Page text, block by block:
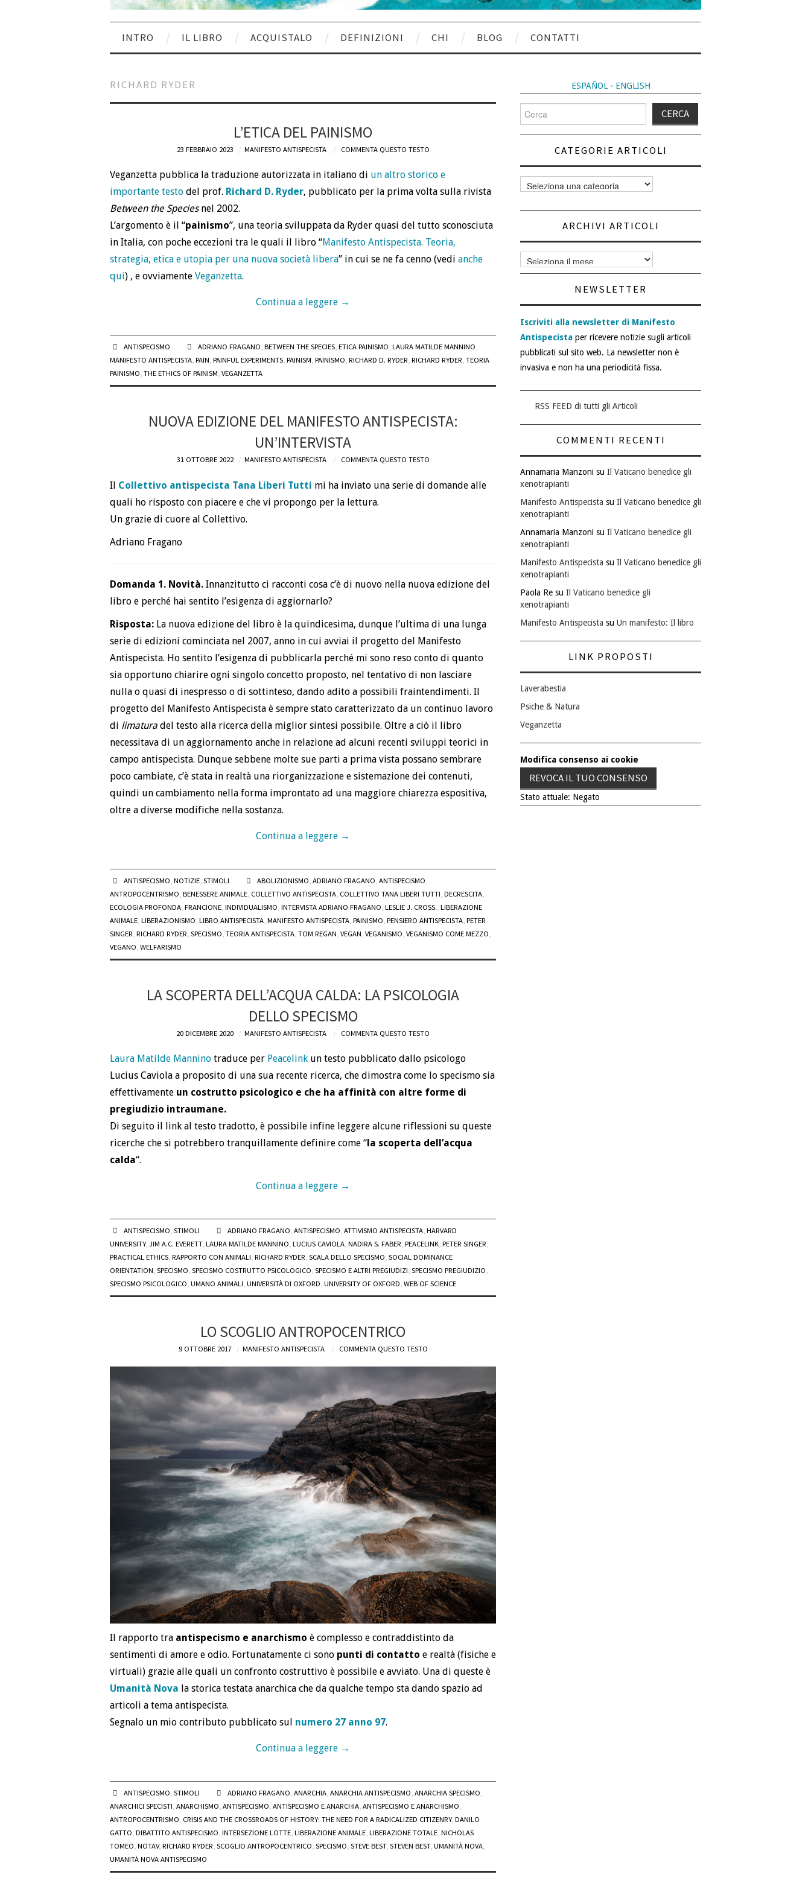
INTRO IL LIBRO ACQUISTALO DEFINIZIONI CHI BLOG CONTATTI
RICHARD RYDER
L’ETICA DEL PAINISMO
23 FEBBRAIO 2023 MANIFESTO ANTISPECISTA COMMENTA QUESTO TESTO
Veganzetta pubblica la traduzione autorizzata in italiano di un altro storico e
importante testo del prof. Richard D. Ryder, pubblicato per la prima volta sulla rivista
Between the Speciesnel 2002.
L’argomento è il “painismo”, una teoria sviluppata da Ryder quasi del tutto sconosciuta
in Italia, con poche eccezioni tra le quali il libro “Manifesto Antispecista. Teoria,
strategia, etica e utopia per una nuova società libera” in cui se ne fa cenno (vedi anche
qui) , e ovviamente Veganzetta.
Continua a leggere →
ANTISPECISMO ADRIANO FRAGANO,BETWEEN THE SPECIES,ETICA PAINISMO,LAURA MATILDE MANNINO,
MANIFESTO ANTISPECISTA, PAIN, PAINFUL EXPERIMENTS, PAINISM, PAINISMO, RICHARD D. RYDER, RICHARD RYDER, TEORIA
PAINISMO, THE ETHICS OF PAINISM, VEGANZETTA
NUOVA EDIZIONE DEL MANIFESTO ANTISPECISTA:
UN’INTERVISTA
31 OTTOBRE 2022 MANIFESTO ANTISPECISTA COMMENTA QUESTO TESTO
Il Collettivo antispecista Tana Liberi Tutti mi ha inviato una serie di domande alle
quali ho risposto con piacere e che vi propongo per la lettura.
Un grazie di cuore al Collettivo.
Adriano Fragano
Domanda 1. Novità. Innanzitutto ci racconti cosa c’è di nuovo nella nuova edizione del
libro e perché hai sentito l’esigenza di aggiornarlo?
Risposta: La nuova edizione del libro è la quindicesima, dunque l’ultima di una lunga
serie di edizioni cominciata nel 2007, anno in cui avviai il progetto del Manifesto
Antispecista. Ho sentito l’esigenza di pubblicarla perché mi sono reso conto di quanto
sia opportuno chiarire ogni singolo concetto proposto, nel tentativo di non lasciare
nulla o quasi di inespresso o di sottinteso, dando adito a possibili fraintendimenti. Il
progetto del Manifesto Antispecista è sempre stato caratterizzato da un continuo lavoro
di limatura del testo alla ricerca della miglior sintesi possibile. Oltre a ciò il libro
necessitava di un aggiornamento anche in relazione ad alcuni recenti sviluppi teorici in
campo antispecista. Dunque sebbene molte sue parti a prima vista possano sembrare
poco cambiate, c’è stata in realtà una riorganizzazione e sistemazione dei contenuti,
quindi un cambiamento nella forma improntato ad una maggiore chiarezza espositiva,
oltre a diverse modifiche nella sostanza.
Continua a leggere →
ANTISPECISMO ,NOTIZIE ,STIMOLI ABOLIZIONISMO ,ADRIANO FRAGANO ,ANTISPECISMO
ANTROPOCENTRISMO BENESSERE ANIMALE COLLETTIVO ANTISPECISTA COLLETTIVO TANA LIBERI TUTTI DECRESCITA
ECOLOGIA PROFONDA FRANCIONE INDIVIDUALISMO INTERVISTA ADRIANO FRAGANO LESLIE J. CROSS. LIBERAZIONE
ANIMALE LIBERAZIONISMO LIBRO ANTISPECISTA MANIFESTO ANTISPECISTA PAINISMO PENSIERO ANTISPECISTA PETER
SINGER RICHARD RYDER SPECISMO TEORIA ANTISPECISTA TOM REGAN VEGAN VEGANISMO VEGANISMO COME MEZZO
VEGANO WELFARISMO
LA SCOPERTA DELL’ACQUA CALDA: LA PSICOLOGIA
DELLO SPECISMO
20 DICEMBRE 2020 MANIFESTO ANTISPECISTA COMMENTA QUESTO TESTO
Laura Matilde Mannino traduce per Peacelink un testo pubblicato dallo psicologo
Lucius Caviola a proposito di una sua recente ricerca, che dimostra come lo specismo sia
effettivamente un costrutto psicologico e che ha affinità con altre forme di
pregiudizio intraumane.
Di seguito il link al testo tradotto, è possibile infine leggere alcune riflessioni su queste
ricerche che si potrebbero tranquillamente definire come “ la scoperta dell’acqua
calda“.
Continua a leggere →
ANTISPECISMO,STIMOLI ADRIANO FRAGANO,ANTISPECISMO,ATTIVISMO ANTISPECISTA,HARVARD
UNIVERSITY, JIM A.C. EVERETT, LAURA MATILDE MANNINO, LUCIUS CAVIOLA, NADIRA S. FABER, PEACELINK, PETER SINGER,
PRACTICAL ETHICS, RAPPORTO CON ANIMALI, RICHARD RYDER, SCALA DELLO SPECISMO, SOCIAL DOMINANCE
ORIENTATION, SPECISMO, SPECISMO COSTRUTTO PSICOLOGICO, SPECISMO E ALTRI PREGIUDIZI, SPECISMO PREGIUDIZIO,
SPECISMO PSICOLOGICO, UMANO ANIMALI, UNIVERSITÀ DI OXFORD, UNIVERSITY OF OXFORD, WEB OF SCIENCE
LO SCOGLIO ANTROPOCENTRICO
9 OTTOBRE 2017 MANIFESTO ANTISPECISTA COMMENTA QUESTO TESTO
Il rapporto tra antispecismo e anarchismo è complesso e contraddistinto da
sentimenti di amore e odio. Fortunatamente ci sono punti di contatto e realtà (fisiche e
virtuali) grazie alle quali un confronto costruttivo è possibile e avviato. Una di queste è
Umanità Nova la storica testata anarchica che da qualche tempo sta dando spazio ad
articoli a tema antispecista.
Segnalo un mio contributo pubblicato sul numero 27 anno 97.
Continua a leggere →
ANTISPECISMO,STIMOLI ADRIANO FRAGANO,ANARCHIA,ANARCHIA ANTISPECISMO,ANARCHIA SPECISMO,
ANARCHICI SPECISTI, ANARCHISMO, ANTISPECISMO, ANTISPECISMO E ANARCHIA, ANTISPECISMO E ANARCHISMO,
ANTROPOCENTRISMO, CRISIS AND THE CROSSROADS OF HISTORY: THE NEED FOR A RADICALIZED CITIZENRY, DANILO
GATTO, DIBATTITO ANTISPECISMO, INTERSEZIONE LOTTE, LIBERAZIONE ANIMALE, LIBERAZIONE TOTALE, NICHOLAS
TOMEO, NOTAV, RICHARD RYDER, SCOGLIO ANTROPOCENTRICO, SPECISMO, STEVE BEST, STEVEN BEST, UMANITÀ NOVA,
UMANITÀ NOVA ANTISPECISMO
ESPAÑOL- ENGLISH
per:
CATEGORIE ARTICOLI
Categorie
articoli
ARCHIVI ARTICOLI
Archivi
articoli
NEWSLETTER
Iscriviti alla newsletter di Manifesto
Antispecista per ricevere notizie sugli articoli
pubblicati sul sito web. La newsletter non è
invasiva e non ha una periodicità fissa.
RSS FEED di tutti gli Articoli
COMMENTI RECENTI
Annamaria Manzoni su Il Vaticano benedice gli
xenotrapianti
Manifesto Antispecista su Il Vaticano benedice gli
xenotrapianti
Annamaria Manzoni su Il Vaticano benedice gli
xenotrapianti
Manifesto Antispecista su Il Vaticano benedice gli
xenotrapianti
Paola Re su Il Vaticano benedice gli
xenotrapianti
Manifesto Antispecista su Un manifesto: Il libro
LINK PROPOSTI
Laverabestia
Psiche & Natura
Veganzetta
Modifica consenso ai cookie
REVOCA IL TUO CONSENSO
Stato attuale: Negato